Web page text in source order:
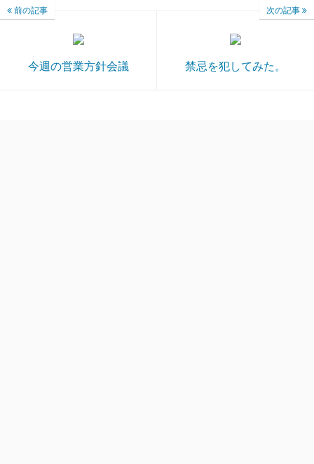
前の記事
今週の営業方針会議
次の記事
禁忌を犯してみた。